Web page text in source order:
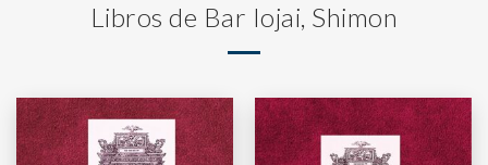
Libros de Bar Iojai, Shimon